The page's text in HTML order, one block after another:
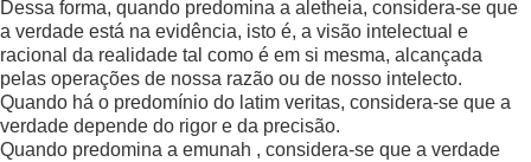
Dessa forma, quando predomina a aletheia, considera-se que
a verdade está na evidência, isto é, a visão intelectual e
racional da realidade tal como é em si mesma, alcançada
pelas operações de nossa razão ou de nosso intelecto.
Quando há o predomínio do latim veritas, considera-se que a
verdade depende do rigor e da precisão.
Quando predomina a emunah , considera-se que a verdade